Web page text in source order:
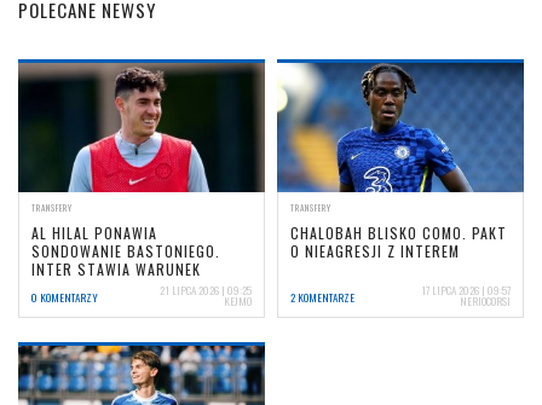
POLECANE NEWSY
TRANSFERY
AL HILAL PONAWIA
SONDOWANIE BASTONIEGO.
INTER STAWIA WARUNEK
0 KOMENTARZY 21 LIPCA 2026 | 09:25
KEJMO
TRANSFERY
CHALOBAH BLISKO COMO. PAKT
O NIEAGRESJI Z INTEREM
2 KOMENTARZE 17 LIPCA 2026 | 09:57
NERIOCORSI